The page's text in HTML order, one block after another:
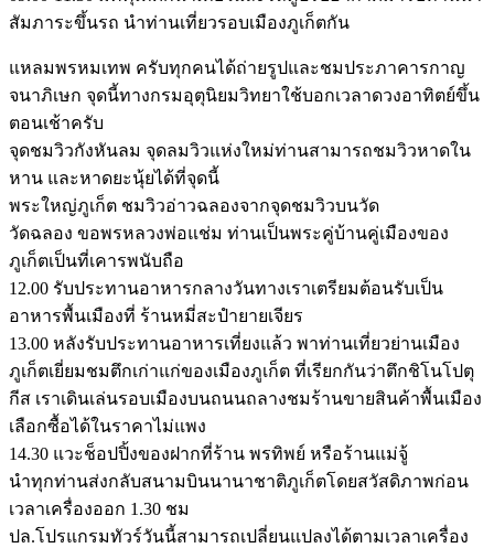
สัมภาระขึ้นรถ นำท่านเที่ยวรอบเมืองภูเก็ตกัน
แหลมพรหมเทพ ครับทุกคนได้ถ่ายรูปและชมประภาคารกาญ
จนาภิเษก จุดนี้ทางกรมอุตุนิยมวิทยาใช้บอกเวลาดวงอาทิตย์ขึ้น
ตอนเช้าครับ
จุดชมวิวกังหันลม จุดลมวิวแห่งใหม่ท่านสามารถชมวิวหาดใน
หาน และหาดยะนุ้ยได้ที่จุดนี้
พระใหญ่ภูเก็ต ชมวิวอ่าวฉลองจากจุดชมวิวบนวัด
วัดฉลอง ขอพรหลวงพ่อแช่ม ท่านเป็นพระคู่บ้านคู่เมืองของ
ภูเก็ตเป็นที่เคารพนับถือ
12.00 รับประทานอาหารกลางวันทางเราเตรียมต้อนรับเป็น
อาหารพื้นเมืองที่ ร้านหมี่สะปำยายเจียร
13.00 หลังรับประทานอาหารเที่ยงแล้ว พาท่านเที่ยวย่านเมือง
ภูเก็ตเยี่ยมชมตึกเก่าแก่ของเมืองภูเก็ต ที่เรียกกันว่าตึกชิโนโปตุ
กีส เราเดินเล่นรอบเมืองบนถนนถลางชมร้านขายสินค้าพื้นเมือง
เลือกซื้อได้ในราคาไม่แพง
14.30 แวะช็อปปิ้งของฝากที่ร้าน พรทิพย์ หรือร้านแม่จู้
นำทุกท่านส่งกลับสนามบินนานาชาติภูเก็ตโดยสวัสดิภาพก่อน
เวลาเครื่องออก 1.30 ชม
ปล.โปรแกรมทัวร์วันนี้สามารถเปลี่ยนแปลงได้ตามเวลาเครื่อง